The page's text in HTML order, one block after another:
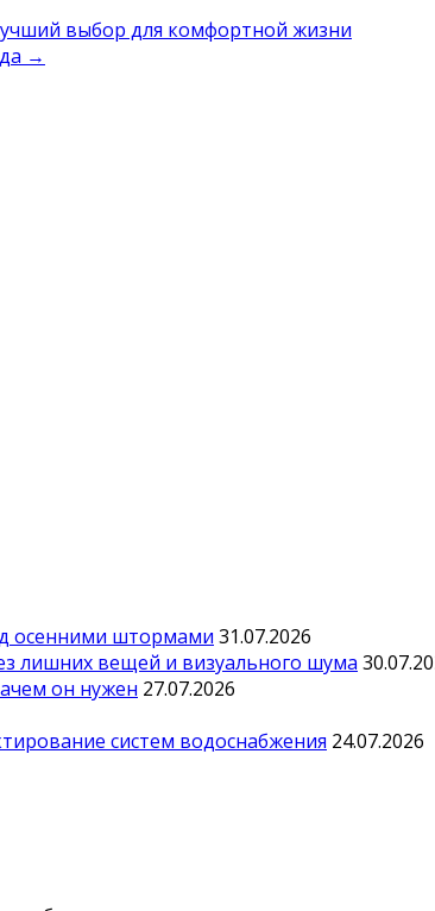
выбор для комфортной жизни
→
осенними штормами 31.07.2026
лишних вещей и визуального шума
он нужен 27.07.2026
систем водоснабжения 24.07.2026